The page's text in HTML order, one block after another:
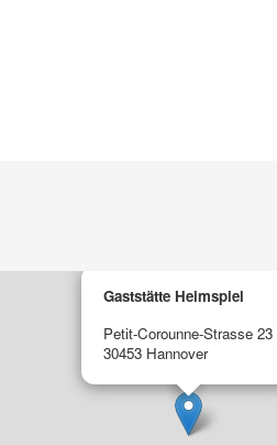
Gaststätte Heimspiel
Petit-Corounne-Strasse 23
30453 Hannover